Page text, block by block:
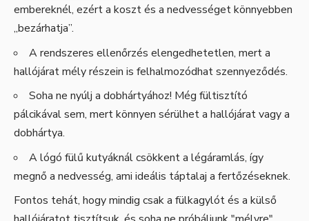
embereknél, ezért a koszt és a nedvességet könnyebben
„bezárhatja”.
A rendszeres ellenőrzés elengedhetetlen, mert a
hallójárat mély részein is felhalmozódhat szennyeződés.
Soha ne nyúlj a dobhártyához! Még fültisztító
pálcikával sem, mert könnyen sérülhet a hallójárat vagy a
dobhártya.
A lógó fülű kutyáknál csökkent a légáramlás, így
megnő a nedvesség, ami ideális táptalaj a fertőzéseknek.
Fontos tehát, hogy mindig csak a fülkagylót és a külső